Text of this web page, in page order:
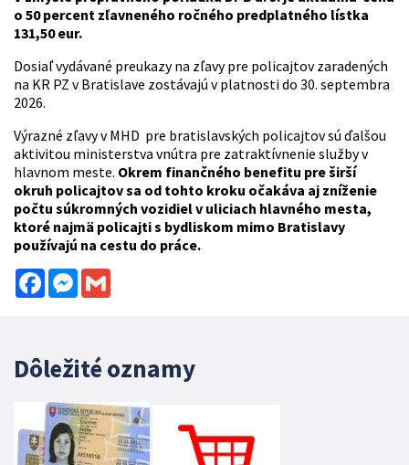
o 50 percent zľavneného ročného predplatného lístka
131,50 eur.
Dosiaľ vydávané preukazy na zľavy pre policajtov zaradených
na KR PZ v Bratislave zostávajú v platnosti do 30. septembra
2026.
Výrazné zľavy v MHD pre bratislavských policajtov sú ďalšou
aktivitou ministerstva vnútra pre zatraktívnenie služby v
hlavnom meste. Okrem finančného benefitu pre širší
okruh policajtov sa od tohto kroku očakáva aj zníženie
počtu súkromných vozidiel v uliciach hlavného mesta,
ktoré najmä policajti s bydliskom mimo Bratislavy
používajú na cestu do práce.
FacebookMessenger
Dôležité oznamy